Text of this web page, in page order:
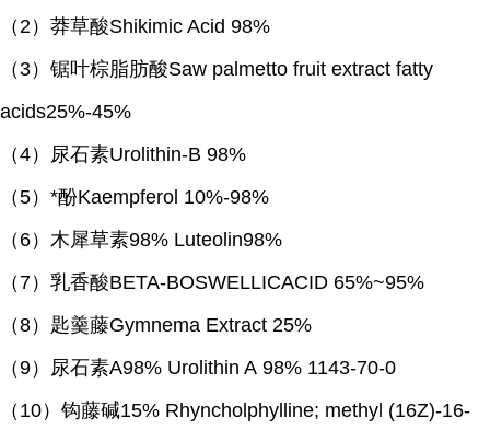
（2）莽草酸Shikimic Acid 98%
（3）锯叶棕脂肪酸Saw palmetto fruit extract fatty
acids25%-45%
（4）尿石素Urolithin-B 98%
（5） *酚Kaempferol 10%-98%
（ 6）木犀草素98% Luteolin98%
（ 7）乳香酸BETA-BOSWELLICACID 65%~95%
（8）匙羹藤Gymnema Extract 25%
（9）尿石素A98% Urolithin A 98% 1143-70-0
（ 10）钩藤碱15% Rhyncholphylline; methyl (16Z)-16-